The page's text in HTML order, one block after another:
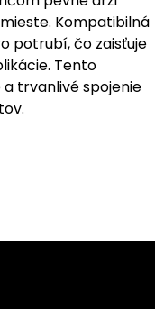
Kompatibilná
potrubí, čo zaisťuje
Tento
trvanlivé spojenie